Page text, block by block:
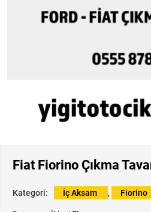
Fiat Fiorino Çıkma
Kategori: İç Aksam , Fiorino